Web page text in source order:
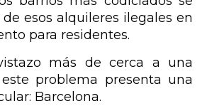
esos alquileres ilegales en
para residentes.
más de cerca a una
problema presenta una
Barcelona.